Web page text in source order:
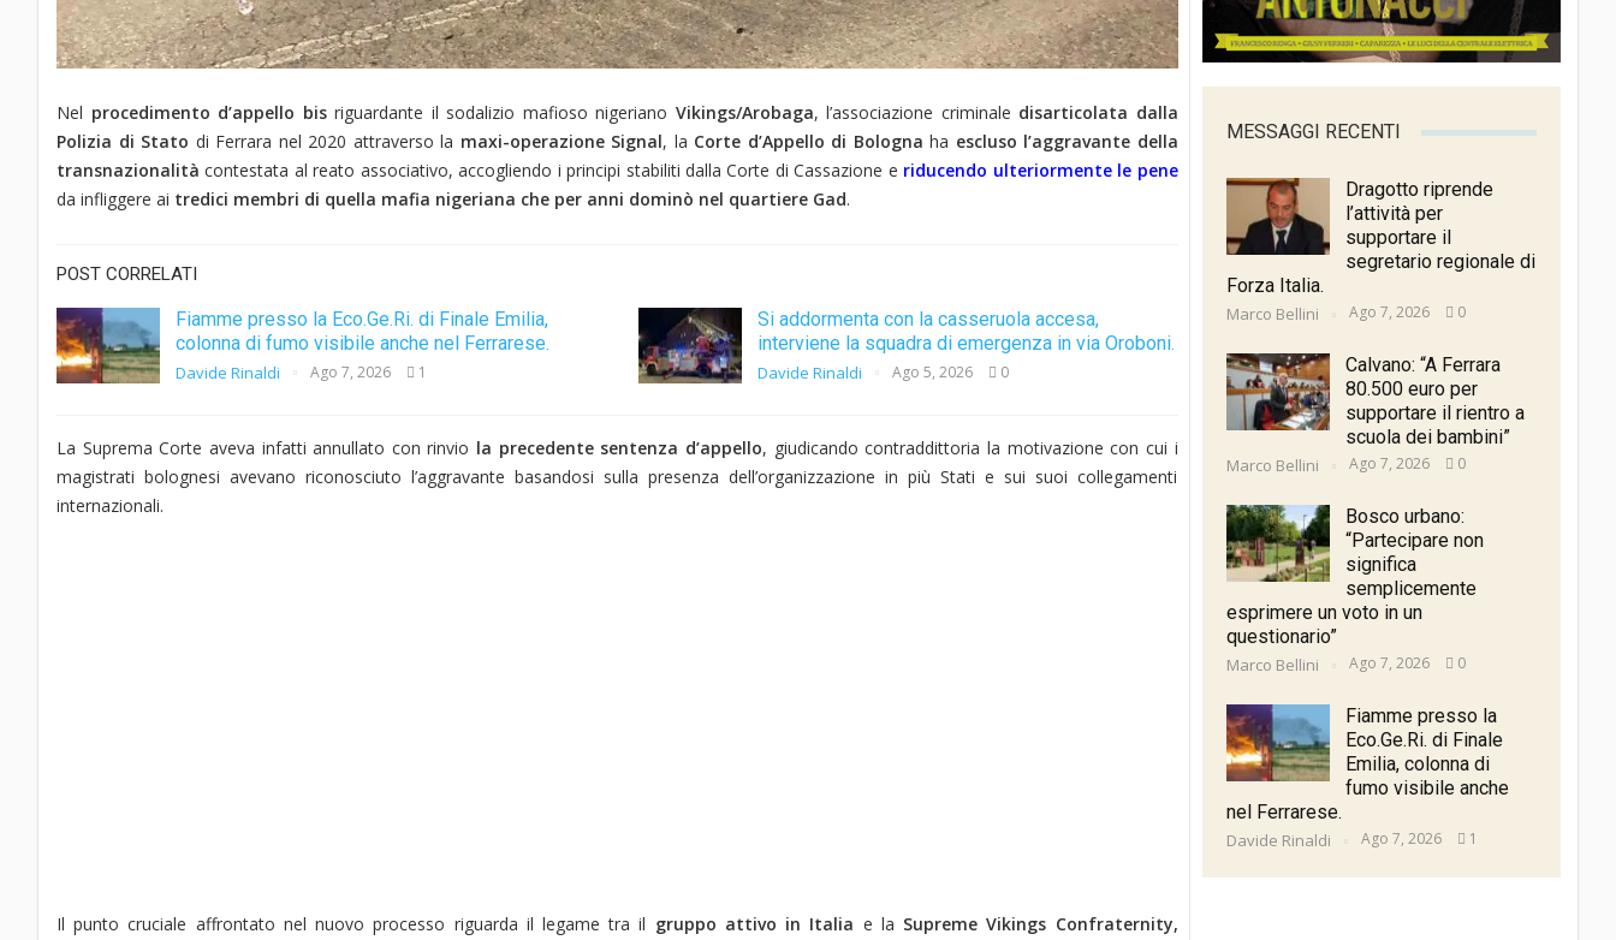
Nel procedimento d’appello bisriguardante il sodalizio mafioso nigeriano Vikings/Arobaga, l’associazione criminale disarticolata dalla
Polizia di Stato di Ferrara nel 2020 attraverso la maxi-operazione Signal, la Corte d’Appello di Bologna ha escluso l’aggravante della
transnazionalità contestata al reato associativo, accogliendo i principi stabiliti dalla Corte di Cassazione e riducendo ulteriormente le pene
da infliggere ai tredici membri di quella mafia nigeriana che per anni dominò nel quartiere Gad.
POST CORRELATI
Fiamme presso la Eco.Ge.Ri. di Finale Emilia,
colonna di fumo visibile anche nel Ferrarese.
Davide Rinaldi Ago 7, 2026 1
Si addormenta con la casseruola accesa,
interviene la squadra di emergenza in via Oroboni.
Davide Rinaldi Ago 5, 2026 0
La Suprema Corte aveva infatti annullato con rinvio la precedente sentenza d’appello, giudicando contraddittoria la motivazione con cui i
magistrati bolognesi avevano riconosciuto l’aggravante basandosi sulla presenza dell’organizzazione in più Stati e sui suoi collegamenti
internazionali.
Il punto cruciale affrontato nel nuovo processo riguarda il legame tra il gruppo attivo in Italia e la Supreme Vikings Confraternity,
MESSAGGI RECENTI
Dragotto riprende
l’attività per
supportare il
segretario regionale di
Forza Italia.
Marco Bellini Ago 7, 2026 0
Calvano: “A Ferrara
80.500 euro per
supportare il rientro a
scuola dei bambini”
Marco Bellini Ago 7, 2026 0
Bosco urbano:
“Partecipare non
significa
semplicemente
esprimere un voto in un
questionario”
Marco Bellini Ago 7, 2026 0
Fiamme presso la
Eco.Ge.Ri. di Finale
Emilia, colonna di
fumo visibile anche
nel Ferrarese.
Davide Rinaldi Ago 7, 2026 1